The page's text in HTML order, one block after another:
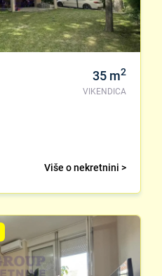
35 m2
VIKENDICA
Više o nekretnini >